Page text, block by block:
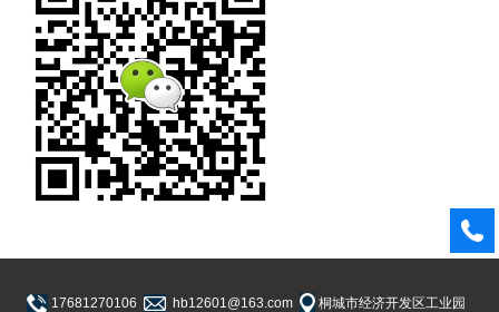
17681270106 hb12601@163.com 桐城市经济开发区工业园